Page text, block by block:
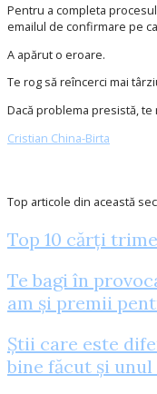
Pentru a completa
emailul de confirmare pe
A apărut o eroare.
Te rog să reîncerci mai
Dacă problema presistă,
Cristian China-Birta
Top articole din această
Top 10 cărți
Te bagi în
am și premii
Știi care este
bine făcut și unul